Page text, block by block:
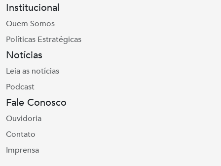
Institucional
Quem Somos
Políticas Estratégicas
Notícias
Leia as notícias
Podcast
Fale Conosco
Ouvidoria
Contato
Imprensa